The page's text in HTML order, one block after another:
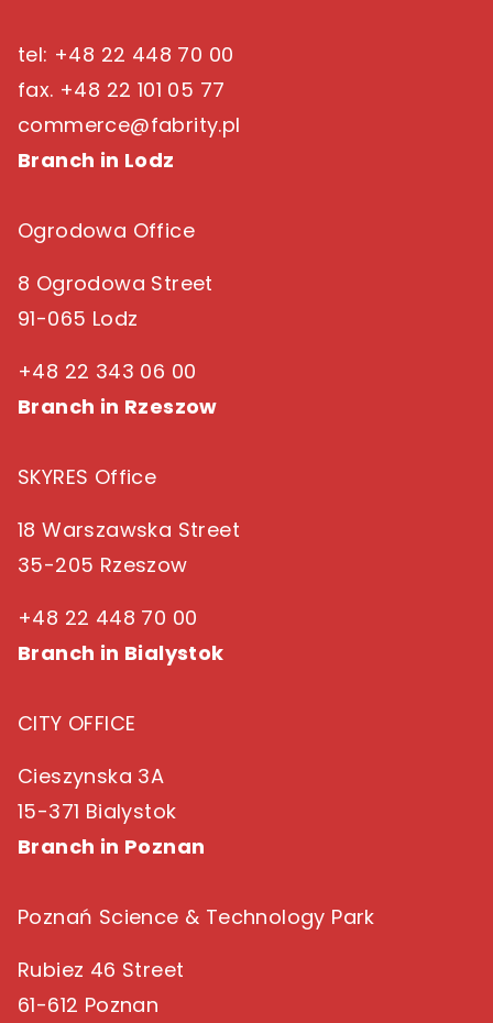
tel: +48 22 448 70 00
fax. +48 22 101 05 77
commerce@fabrity.pl
Branch in Lodz
Ogrodowa Office
8 Ogrodowa Street
91-065 Lodz
+48 22 343 06 00
Branch in Rzeszow
SKYRES Office
18 Warszawska Street
35-205 Rzeszow
+48 22 448 70 00
Branch in Bialystok
CITY OFFICE
Cieszynska 3A
15-371 Bialystok
Branch in Poznan
Poznań Science & Technology Park
Rubiez 46 Street
61-612 Poznan